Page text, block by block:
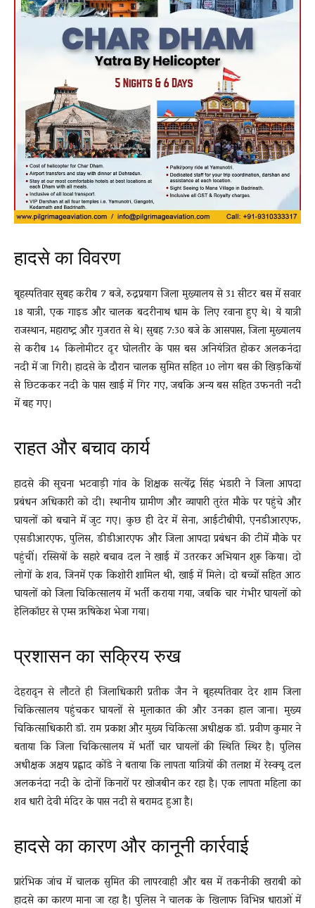
हादसे का विवरण
बृहस्पतिवार सुबह करीब 7 बजे, रुद्रप्रयाग जिला मुख्यालय से 31 सीटर बस में सवार
18 यात्री, एक गाइड और चालक बदरीनाथ धाम के लिए रवाना हुए थे। ये यात्री
राजस्थान, महाराष्ट्र और गुजरात से थे। सुबह 7:30 बजे के आसपास, जिला मुख्यालय
से करीब 14 किलोमीटर दूर घोलतीर के पास बस अनियंत्रित होकर अलकनंदा
नदी में जा गिरी। हादसे के दौरान चालक सुमित सहित 10 लोग बस की खिड़कियों
से छिटककर नदी के पास खाई में गिर गए, जबकि अन्य बस सहित उफनती नदी
में बह गए।
राहत और बचाव कार्य
हादसे की सूचना भटवाड़ी गांव के शिक्षक सत्येंद्र सिंह भंडारी ने जिला आपदा
प्रबंधन अधिकारी को दी। स्थानीय ग्रामीण और व्यापारी तुरंत मौके पर पहुंचे और
घायलों को बचाने में जुट गए। कुछ ही देर में सेना, आईटीबीपी, एनडीआरएफ,
एसडीआरएफ, पुलिस, डीडीआरएफ और जिला आपदा प्रबंधन की टीमें मौके पर
पहुंचीं। रस्सियों के सहारे बचाव दल ने खाई में उतरकर अभियान शुरू किया। दो
लोगों के शव, जिनमें एक किशोरी शामिल थी, खाई में मिले। दो बच्चों सहित आठ
घायलों को जिला चिकित्सालय में भर्ती कराया गया, जबकि चार गंभीर घायलों को
हेलिकॉप्टर से एम्स ऋषिकेश भेजा गया।
प्रशासन का सक्रिय रुख
देहरादून से लौटते ही जिलाधिकारी प्रतीक जैन ने बृहस्पतिवार देर शाम जिला
चिकित्सालय पहुंचकर घायलों से मुलाकात की और उनका हाल जाना। मुख्य
चिकित्साधिकारी डॉ. राम प्रकाश और मुख्य चिकित्सा अधीक्षक डॉ. प्रवीण कुमार ने
बताया कि जिला चिकित्सालय में भर्ती चार घायलों की स्थिति स्थिर है। पुलिस
अधीक्षक अक्षय प्रह्लाद कोंडे ने बताया कि लापता यात्रियों की तलाश में रेस्क्यू दल
अलकनंदा नदी के दोनों किनारों पर खोजबीन कर रहा है। एक लापता महिला का
शव धारी देवी मंदिर के पास नदी से बरामद हुआ है।
हादसे का कारण और कानूनी कार्रवाई
प्रारंभिक जांच में चालक सुमित की लापरवाही और बस में तकनीकी खराबी को
हादसे का कारण माना जा रहा है। पुलिस ने चालक के खिलाफ विभिन्न धाराओं में